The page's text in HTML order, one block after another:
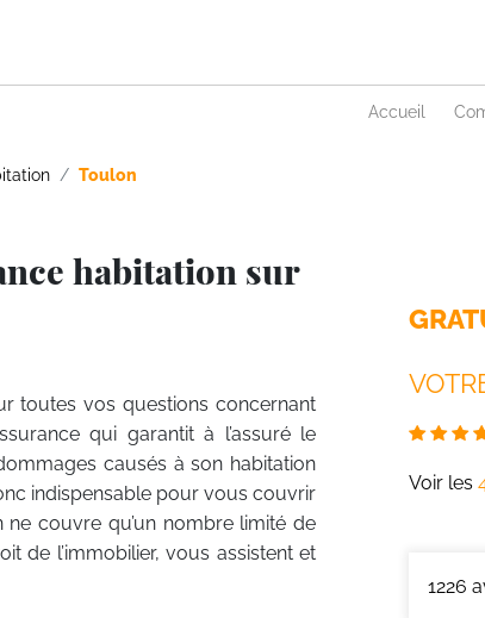
Accueil
Toulon
habitation sur
toutes vos questions concernant
qui garantit à l’assuré le
causés à son habitation
indispensable pour vous couvrir
ne couvre qu’un nombre limité de
de l’immobilier, vous assistent et
Voir les
1226